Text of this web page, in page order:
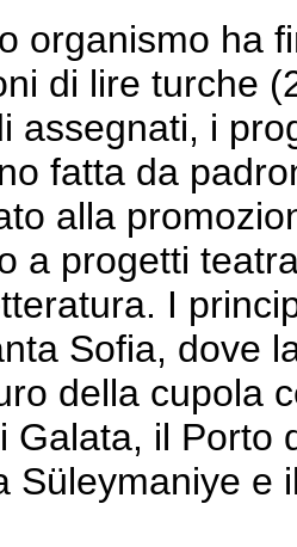
organismo ha
di lire turche
assegnati, i
fatta da
alla
a progetti
I
Sofia, dove
della cupola
il Porto
Süleymaniye e